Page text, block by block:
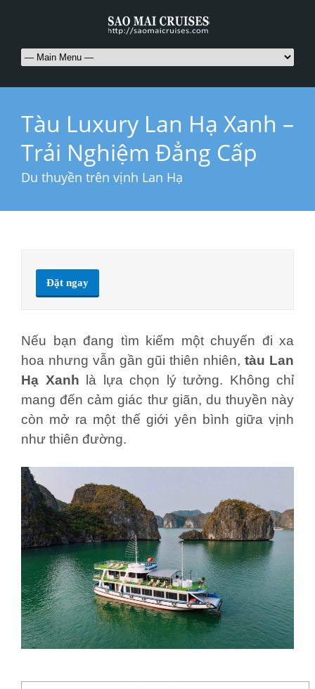
Tàu Luxury Lan Hạ Xanh –
Trải Nghiệm Đẳng Cấp
Du thuyền trên vịnh Lan Hạ
Đặt ngay
Nếu bạn đang tìm kiếm một chuyến đi xa
hoa nhưng vẫn gần gũi thiên nhiên, tàu Lan
Hạ Xanh là lựa chọn lý tưởng. Không chỉ
mang đến cảm giác thư giãn, du thuyền này
còn mở ra một thế giới yên bình giữa vịnh
như thiên đường.